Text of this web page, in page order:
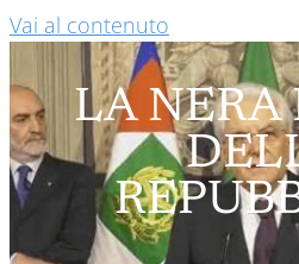
Vai al contenuto
LA NERA